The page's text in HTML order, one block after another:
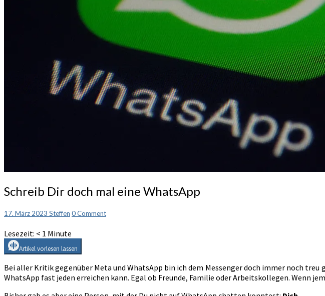
Schreib
Dir
mal
WhatsApp
Schreib Dir doch mal eine WhatsApp
17. März 2023 Steffen Comments
0 Comment
Lesezeit: < 1 Minute
Artikel vorlesen lassen
Bei aller Kritik gegenüber Meta und WhatsApp bin ich dem Messenger doch immer noch
WhatsApp fast jeden erreichen kann. Egal ob Freunde, Familie oder Arbeitskollegen. Wenn